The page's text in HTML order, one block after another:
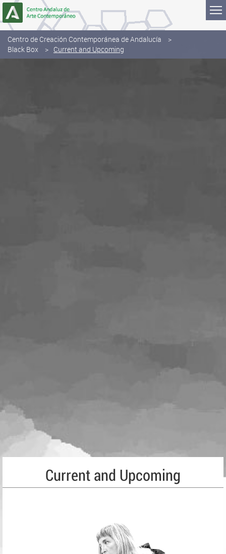
Skip to Content
Centro de Creación Contemporánea de Andalucía
Black Box
Current and Upcoming
Current and Upcoming